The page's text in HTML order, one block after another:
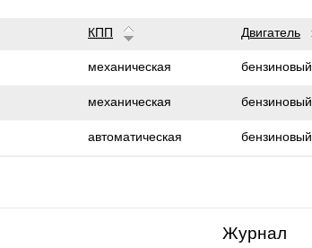
КПП Двигатель
механическая бензиновый
механическая бензиновый
автоматическая бензиновый
Журнал